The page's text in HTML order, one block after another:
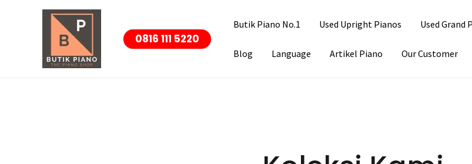
0816 111 5220
Butik Piano No.1 Used Upright Pianos Used Grand
Blog Language Artikel Piano Our Customer